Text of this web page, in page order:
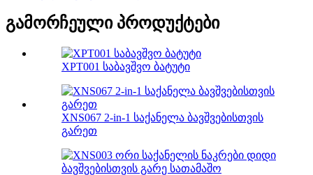
გამორჩეული პროდუქტები
XPT001 საბავშვო ბატუტი
XNS067 2-in-1 საქანელა ბავშვებისთვის
გარეთ